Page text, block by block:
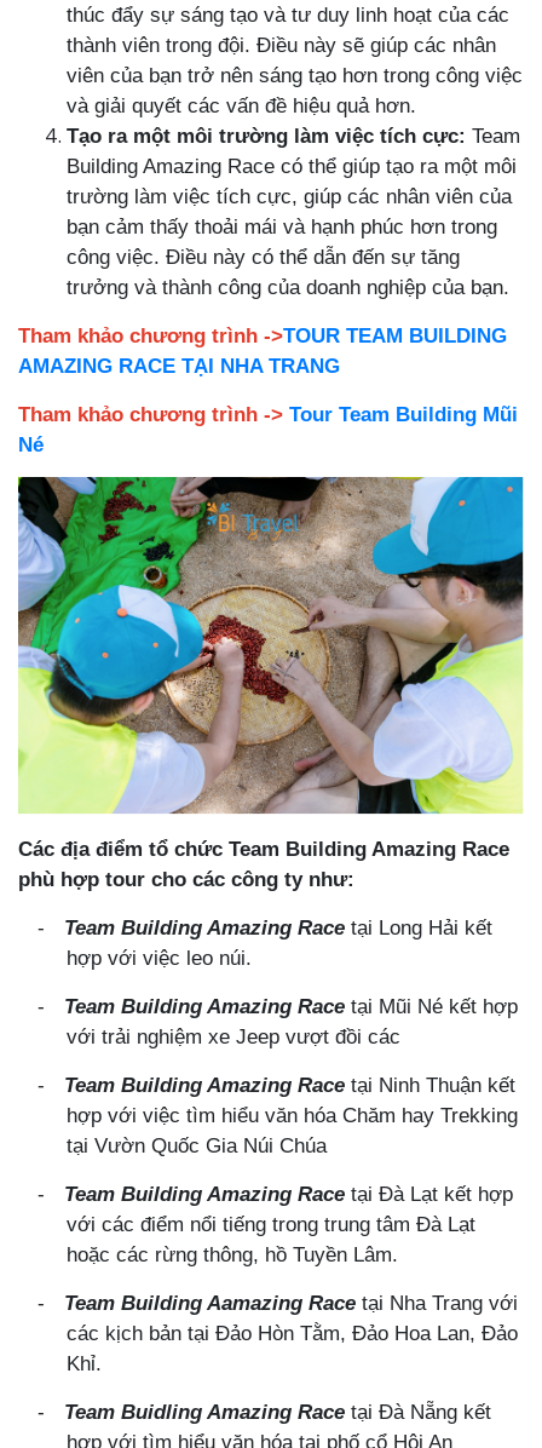
thúc đẩy sự sáng tạo và tư duy linh hoạt của các
thành viên trong đội. Điều này sẽ giúp các nhân
viên của bạn trở nên sáng tạo hơn trong công việc
và giải quyết các vấn đề hiệu quả hơn.
Tạo ra một môi trường làm việc tích cực: Team
Building Amazing Race có thể giúp tạo ra một môi
trường làm việc tích cực, giúp các nhân viên của
bạn cảm thấy thoải mái và hạnh phúc hơn trong
công việc. Điều này có thể dẫn đến sự tăng
trưởng và thành công của doanh nghiệp của bạn.
Tham khảo chương trình ->TOUR TEAM BUILDING
AMAZING RACE TẠI NHA TRANG
Tham khảo chương trình -> Tour Team Building Mũi
Né
Các địa điểm tổ chức Team Building Amazing Race
phù hợp tour cho các công ty như:
-
Team Building Amazing Race tại Long Hải kết
hợp với việc leo núi.
-
Team Building Amazing Race tại Mũi Né kết hợp
với trải nghiệm xe Jeep vượt đồi các
-
Team Building Amazing Race tại Ninh Thuận kết
hợp với việc tìm hiểu văn hóa Chăm hay Trekking
tại Vườn Quốc Gia Núi Chúa
-
Team Building Amazing Race tại Đà Lạt kết hợp
với các điểm nổi tiếng trong trung tâm Đà Lạt
hoặc các rừng thông, hồ Tuyền Lâm.
-
Team Building Aamazing Race tại Nha Trang với
các kịch bản tại Đảo Hòn Tằm, Đảo Hoa Lan, Đảo
Khỉ.
-
Team Buidling Amazing Race tại Đà Nẵng kết
hợp với tìm hiểu văn hóa tại phố cổ Hội An